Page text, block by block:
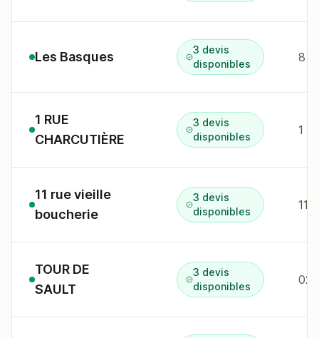
Les Basques
3 devis
disponibles
8 r
1 RUE
CHARCUTIÈRE
3 devis
disponibles
1 r
11 rue vieille
boucherie
3 devis
disponibles
11
TOUR DE
SAULT
3 devis
disponibles
02